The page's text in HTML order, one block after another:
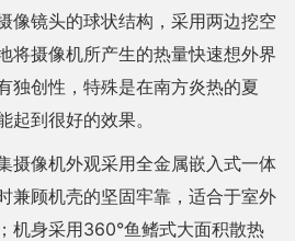
像镜头的球状结构，采用两边挖空
将摄像机所产生的热量快速想外界
独创性，特殊是在南方炎热的夏
起到很好的效果。
摄像机外观采用全金属嵌入式一体
兼顾机壳的坚固牢靠，适合于室外
机身采用360°鱼鳍式大面积散热